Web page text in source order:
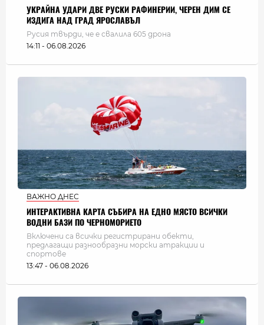
УКРАЙНА УДАРИ ДВЕ РУСКИ РАФИНЕРИИ, ЧЕРЕН ДИМ СЕ
ИЗДИГА НАД ГРАД ЯРОСЛАВЪЛ
Русия твърди, че е свалила 605 дрона
14:11 - 06.08.2026
ВАЖНО ДНЕС
ИНТЕРАКТИВНА КАРТА СЪБИРА НА ЕДНО МЯСТО ВСИЧКИ
ВОДНИ БАЗИ ПО ЧЕРНОМОРИЕТО
Включени са всички регистрирани обекти,
предлагащи разнообразни морски атракции и
спортове
13:47 - 06.08.2026